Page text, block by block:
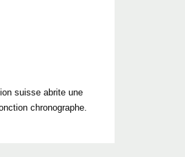
suisse abrite une
chronographe.